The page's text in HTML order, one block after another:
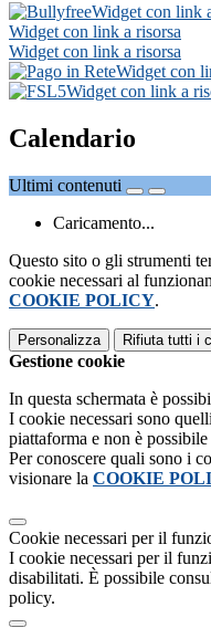
Widget con link
Widget con link a risorsa
Widget con link a risorsa
Widget con
Widget con link a
Calendario
Ultimi contenuti
Caricamento...
Questo sito o gli strumenti
cookie necessari al
COOKIE POLICY.
Personalizza Rifiuta tutti i
Gestione cookie
In questa schermata è
I cookie necessari sono
piattaforma e non è
Per conoscere quali sono i
visionare la COOKIE
Cookie necessari per il
I cookie necessari per il
disabilitati. È possibile
policy.